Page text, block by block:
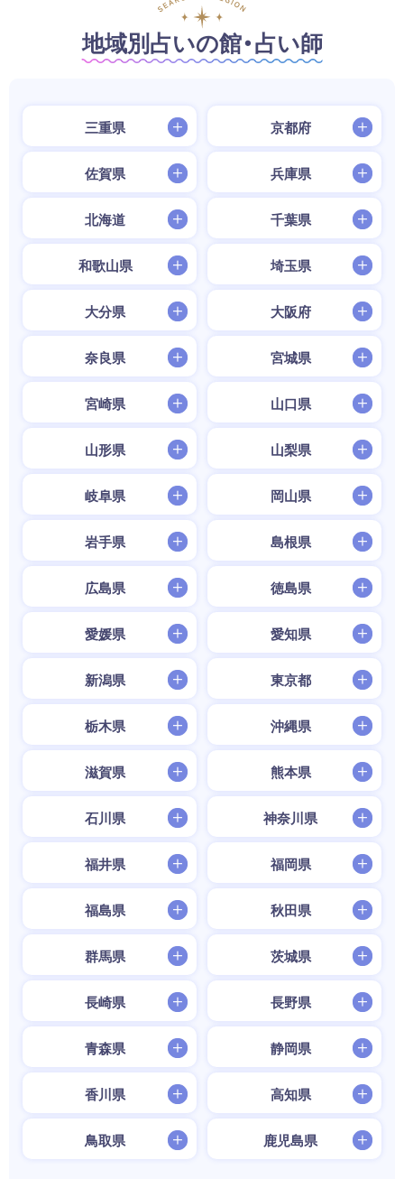
地域別占いの館・占い師
三重県 京都府
佐賀県 兵庫県
北海道 千葉県
和歌山県 埼玉県
大分県 大阪府
奈良県 宮城県
宮崎県 山口県
山形県 山梨県
岐阜県 岡山県
岩手県 島根県
広島県 徳島県
愛媛県 愛知県
新潟県 東京都
栃木県 沖縄県
滋賀県 熊本県
石川県 神奈川県
福井県 福岡県
福島県 秋田県
群馬県 茨城県
長崎県 長野県
青森県 静岡県
香川県 高知県
鳥取県 鹿児島県